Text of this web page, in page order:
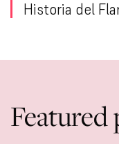
Historia del
Featured